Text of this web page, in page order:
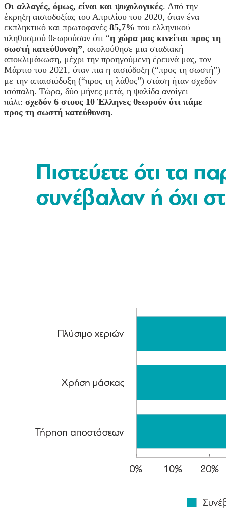
Οι αλλαγές, όμως, είναι και ψυχολογικές. Από την
έκρηξη αισιοδοξίας του Απριλίου του 2020, όταν ένα
εκπληκτικό και πρωτοφανές 85,7% του ελληνικού
πληθυσμού θεωρούσαν ότι “η χώρα μας κινείται προς τη
σωστή κατεύθυνση”, ακολούθησε μια σταδιακή
αποκλιμάκωση, μέχρι την προηγούμενη έρευνά μας, τον
Μάρτιο του 2021, όταν πια η αισιόδοξη (“προς τη σωστή”)
με την απαισιόδοξη (“προς τη λάθος”) στάση ήταν σχεδόν
ισόπαλη. Τώρα, δύο μήνες μετά, η ψαλίδα ανοίγει
πάλι: σχεδόν 6 στους 10 Έλληνες θεωρούν ότι πάμε
προς τη σωστή κατεύθυνση.